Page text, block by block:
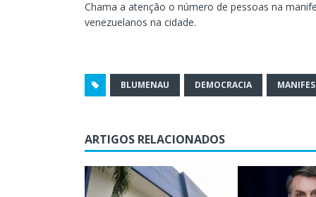
Chama a atenção o número de pessoas na
venezuelanos na cidade.
BLUMENAU DEMOCRACIA
ARTIGOS RELACIONADOS